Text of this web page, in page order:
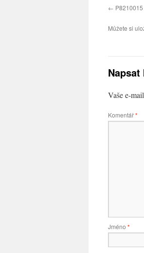
P8210015
Můžete si
Vaše e-
Komentář*
Jméno *